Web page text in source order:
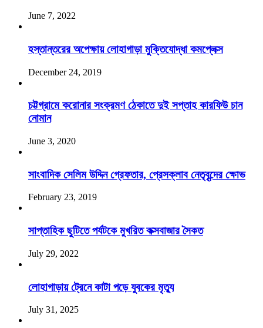
June 7, 2022
হস্তান্তরের অপেক্ষায় লোহাগাড়া মুক্তিযোদ্ধা কমপ্লেক্স
December 24, 2019
চট্টগ্রামে করোনার সংক্রমণ ঠেকাতে দুই সপ্তাহ কারফিউ চান
নোমান
June 3, 2020
সাংবাদিক সেলিম উদ্দিন গ্রেফতার, প্রেসক্লাব নেতৃবৃন্দের ক্ষোভ
February 23, 2019
সাপ্তাহিক ছুটিতে পর্যটকে মুখরিত কক্সবাজার সৈকত
July 29, 2022
লোহাগাড়ায় ট্রেনে কাটা পড়ে যুবকের মৃত্যু
July 31, 2025